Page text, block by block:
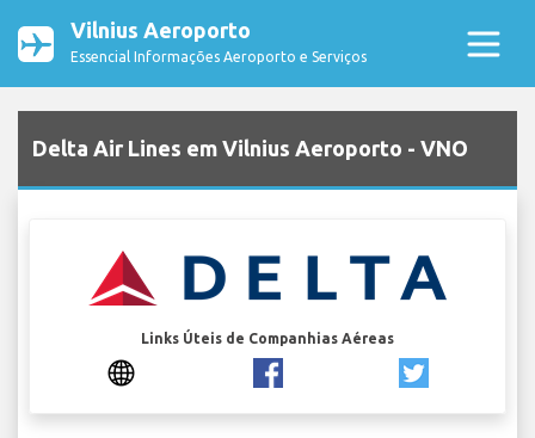
Vilnius Aeroporto
Essencial Informações Aeroporto e Serviços
Delta Air Lines em Vilnius Aeroporto - VNO
Links Úteis de Companhias Aéreas